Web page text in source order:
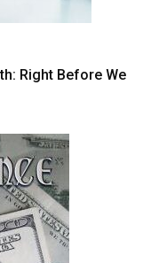
Right Before We